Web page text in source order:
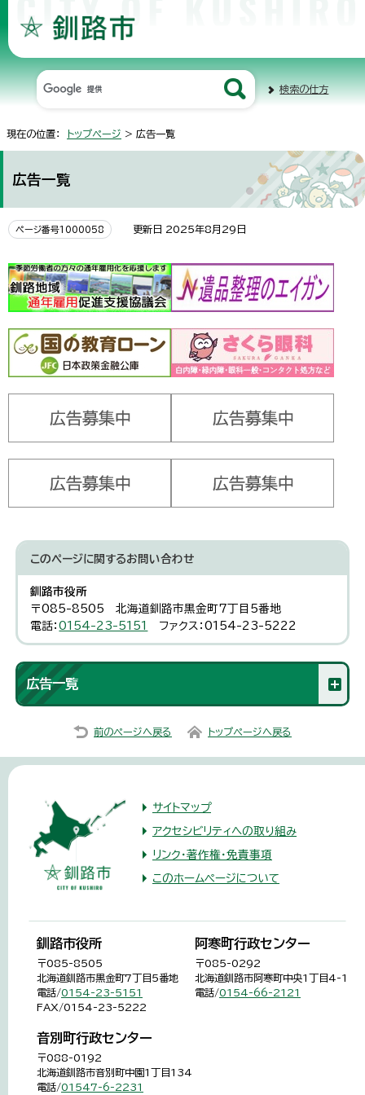
検索の仕方
現在の位置： トップページ > 広告一覧
広告一覧
ページ番号1000058 更新日 2025年8月29日
このページに関するお問い合わせ
釧路市役所
〒085-8505 北海道釧路市黒金町7丁目5番地
電話：0154-23-5151 ファクス：0154-23-5222
広告一覧
前のページへ戻る トップページへ戻る
サイトマップ
アクセシビリティへの取り組み
リンク・著作権・免責事項
このホームページについて
釧路市役所
〒085-8505
北海道釧路市黒金町7丁目5番地
電話/0154-23-5151
FAX/0154-23-5222
阿寒町行政センター
〒085-0292
北海道釧路市阿寒町中央1丁目4-1
電話/0154-66-2121
音別町行政センター
〒088-0192
北海道釧路市音別町中園1丁目134
電話/01547-6-2231